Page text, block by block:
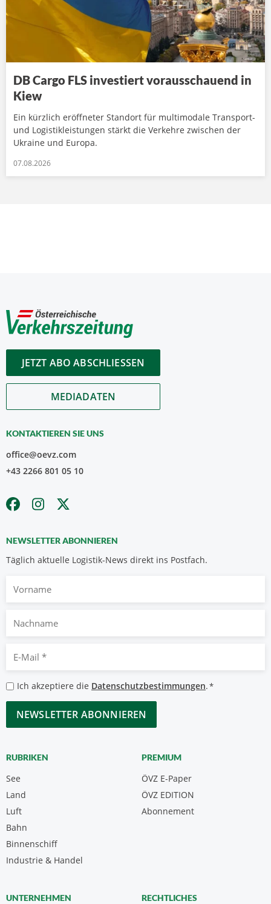
DB Cargo FLS investiert vorausschauend in
Kiew
Ein kürzlich eröffneter Standort für multimodale Transport-
und Logistikleistungen stärkt die Verkehre zwischen der
Ukraine und Europa.
07.08.2026
JETZT ABO ABSCHLIESSEN
MEDIADATEN
KONTAKTIEREN SIE UNS
office@oevz.com
+43 2266 801 05 10
NEWSLETTER ABONNIEREN
Täglich aktuelle Logistik-News direkt ins Postfach.
Nachname
Mail
*
Datenschutzbestimmungen
*
Ich akzeptiere die Datenschutzbestimmungen.*
CAPTCHA
RUBRIKEN
See
Land
Luft
Bahn
Binnenschiff
Industrie & Handel
PREMIUM
ÖVZ E-Paper
Abonnement
ÖVZ EDITION
UNTERNEHMEN RECHTLICHES